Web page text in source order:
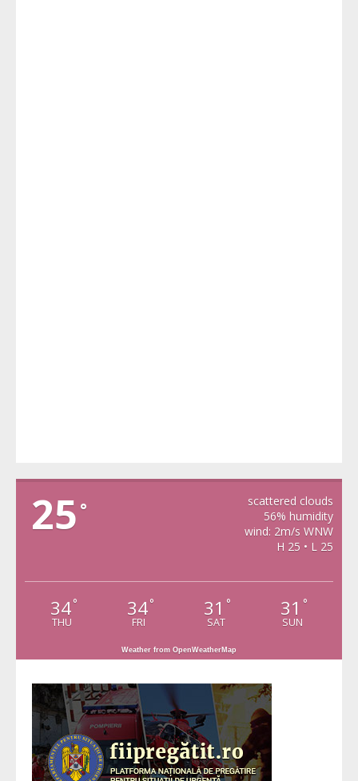
25 °
scattered clouds
56% humidity
wind: 2m/s WNW
H 25 • L 25
34°
THU
34°
FRI
31 °
SAT
31 °
SUN
Weather from OpenWeatherMap